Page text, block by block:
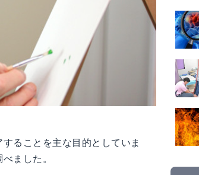
ることを主な目的としていま
ました。